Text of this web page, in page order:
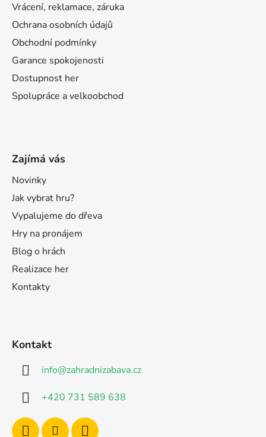
Vrácení, reklamace, záruka
Ochrana osobních údajů
Obchodní podmínky
Garance spokojenosti
Dostupnost her
Spolupráce a velkoobchod
Zajímá vás
Novinky
Jak vybrat hru?
Vypalujeme do dřeva
Hry na pronájem
Blog o hrách
Realizace her
Kontakty
Kontakt
info@zahradnizabava.cz
+420 731 589 638